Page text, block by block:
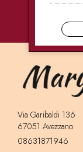
PAGAMENTI
Via Garibaldi 136
67051 Avezzano
08631871946